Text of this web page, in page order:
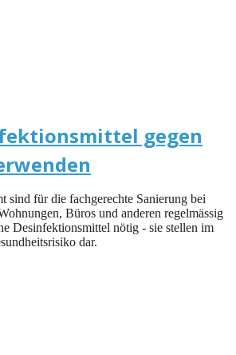
gegen
sind für die fachgerechte Sanierung bei
Büros und anderen regelmässig
Desinfektionsmittel nötig - sie stellen im
dar.